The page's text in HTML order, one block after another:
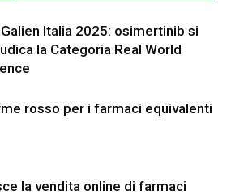
Italia 2025: osimertinib si
la Categoria Real World
rosso per i farmaci equivalenti
la vendita online di farmaci